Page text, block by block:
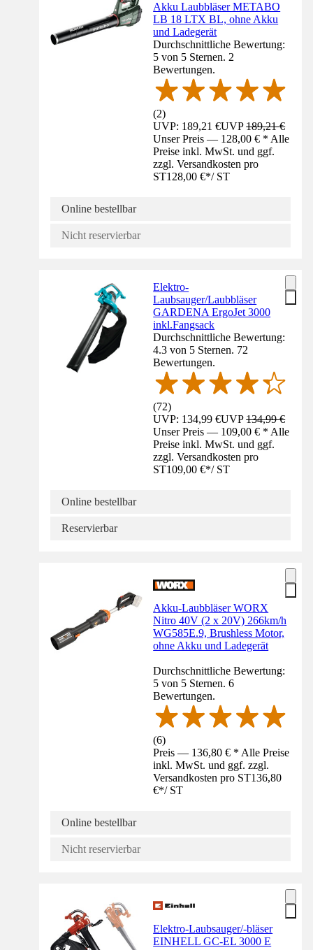
Akku Laubbläser METABO
LB 18 LTX BL, ohne Akku
und Ladegerät
Durchschnittliche Bewertung:
5 von 5 Sternen. 2
Bewertungen.
(2)
UVP: 189,21 €UVP189,21 €
Unser Preis — 128,00 € * Alle
Preise inkl. MwSt. und ggf.
zzgl. Versandkosten pro
ST128,00 €*/ ST
Online bestellbar
Nicht reservierbar
Elektro-
Laubsauger/Laubbläser
GARDENA ErgoJet 3000
inkl.Fangsack
Durchschnittliche Bewertung:
4.3 von 5 Sternen. 72
Bewertungen.
(72)
UVP: 134,99 €UVP134,99 €
Unser Preis — 109,00 € * Alle
Preise inkl. MwSt. und ggf.
zzgl. Versandkosten pro
ST109,00 €*/ ST
Online bestellbar
Reservierbar
Akku-Laubbläser WORX
Nitro 40V (2 x 20V) 266km/h
WG585E.9, Brushless Motor,
ohne Akku und Ladegerät
Durchschnittliche Bewertung:
5 von 5 Sternen. 6
Bewertungen.
(6)
Preis — 136,80 € * Alle Preise
inkl. MwSt. und ggf. zzgl.
Versandkosten pro ST136,80
€*/ ST
Online bestellbar
Nicht reservierbar
Elektro-Laubsauger/-bläser
EINHELL GC-EL 3000 E